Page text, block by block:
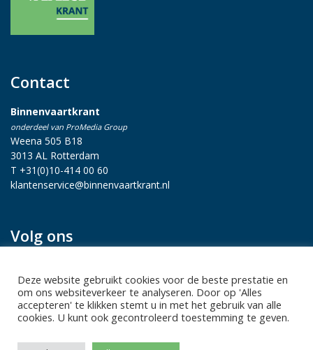
Contact
Binnenvaartkrant
onderdeel van ProMedia Group
Weena 505 B18
3013 AL Rotterdam
T +31(0)10-414 00 60
klantenservice@binnenvaartkrant.nl
Volg ons
Privacy statement Sitemap
Deze website gebruikt cookies voor de beste prestatie en
om ons websiteverkeer te analyseren. Door op 'Alles
accepteren' te klikken stemt u in met het gebruik van alle
cookies. U kunt ook gecontroleerd toestemming te geven.